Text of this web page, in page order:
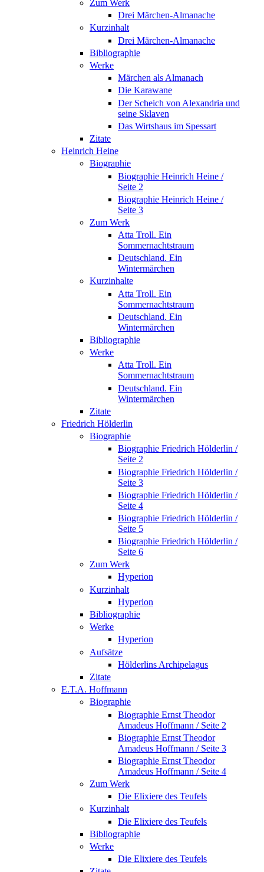
Zum Werk
Drei Märchen-Almanache
Kurzinhalt
Drei Märchen-Almanache
Bibliographie
Werke
Märchen als Almanach
Die Karawane
Der Scheich von Alexandria und
seine Sklaven
Das Wirtshaus im Spessart
Zitate
Heinrich Heine
Biographie
Biographie Heinrich Heine /
Seite 2
Biographie Heinrich Heine /
Seite 3
Zum Werk
Atta Troll. Ein
Sommernachtstraum
Deutschland. Ein
Wintermärchen
Kurzinhalte
Atta Troll. Ein
Sommernachtstraum
Deutschland. Ein
Wintermärchen
Bibliographie
Werke
Atta Troll. Ein
Sommernachtstraum
Deutschland. Ein
Wintermärchen
Zitate
Friedrich Hölderlin
Biographie
Biographie Friedrich Hölderlin /
Seite 2
Biographie Friedrich Hölderlin /
Seite 3
Biographie Friedrich Hölderlin /
Seite 4
Biographie Friedrich Hölderlin /
Seite 5
Biographie Friedrich Hölderlin /
Seite 6
Zum Werk
Hyperion
Kurzinhalt
Hyperion
Bibliographie
Werke
Hyperion
Aufsätze
Hölderlins Archipelagus
Zitate
E.T.A. Hoffmann
Biographie
Biographie Ernst Theodor
Amadeus Hoffmann / Seite 2
Biographie Ernst Theodor
Amadeus Hoffmann / Seite 3
Biographie Ernst Theodor
Amadeus Hoffmann / Seite 4
Zum Werk
Die Elixiere des Teufels
Kurzinhalt
Die Elixiere des Teufels
Bibliographie
Werke
Die Elixiere des Teufels